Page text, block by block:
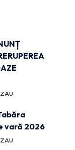
vară 2026